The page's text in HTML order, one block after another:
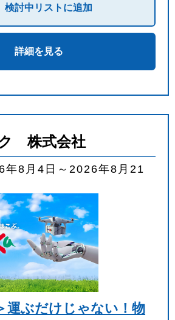
討中リストに追加
詳細を見る
株式会社
年8月4日～2026年8月21
運ぶだけじゃない！物